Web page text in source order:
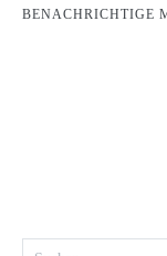
BENACHRICHTIGE